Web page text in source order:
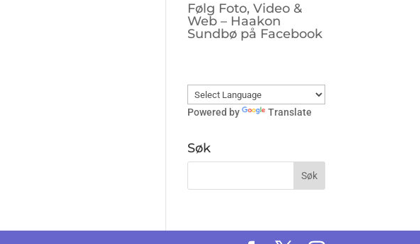
Følg Foto, Video &
Web – Haakon
Sundbø på Facebook
Powered by Translate
Søk